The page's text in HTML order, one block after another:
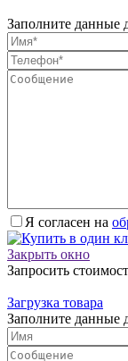
Заполните данные
Я согласен на
Закрыть окно
Запросить
Загрузка товара
Заполните данные